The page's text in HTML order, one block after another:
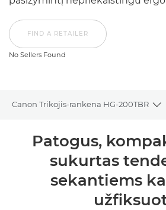
FIND A RETAILER
No Sellers Found
Canon Trikojis-rankena HG-200TBR
Bendrieji duomenys
Specifikacijos
Patogus,
sukurtas
sekantiems